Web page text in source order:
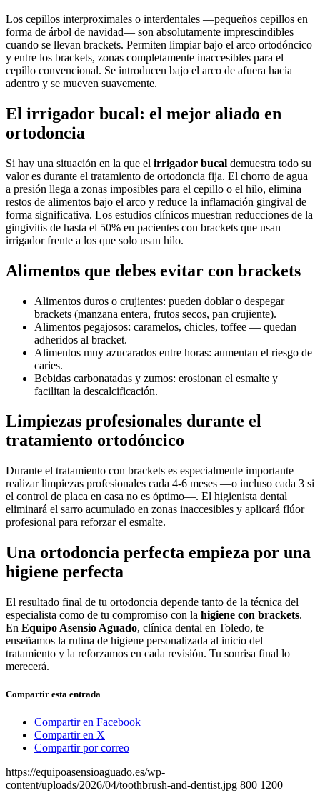
Los cepillos interproximales o interdentales —pequeños cepillos en
forma de árbol de navidad— son absolutamente imprescindibles
cuando se llevan brackets. Permiten limpiar bajo el arco ortodóncico
y entre los brackets, zonas completamente inaccesibles para el
cepillo convencional. Se introducen bajo el arco de afuera hacia
adentro y se mueven suavemente.
El irrigador bucal: el mejor aliado en
ortodoncia
Si hay una situación en la que el irrigador bucal demuestra todo su
valor es durante el tratamiento de ortodoncia fija. El chorro de agua
a presión llega a zonas imposibles para el cepillo o el hilo, elimina
restos de alimentos bajo el arco y reduce la inflamación gingival de
forma significativa. Los estudios clínicos muestran reducciones de la
gingivitis de hasta el 50% en pacientes con brackets que usan
irrigador frente a los que solo usan hilo.
Alimentos que debes evitar con brackets
Alimentos duros o crujientes: pueden doblar o despegar
brackets (manzana entera, frutos secos, pan crujiente).
Alimentos pegajosos: caramelos, chicles, toffee — quedan
adheridos al bracket.
Alimentos muy azucarados entre horas: aumentan el riesgo de
caries.
Bebidas carbonatadas y zumos: erosionan el esmalte y
facilitan la descalcificación.
Limpiezas profesionales durante el
tratamiento ortodóncico
Durante el tratamiento con brackets es especialmente importante
realizar limpiezas profesionales cada 4-6 meses —o incluso cada 3 si
el control de placa en casa no es óptimo—. El higienista dental
eliminará el sarro acumulado en zonas inaccesibles y aplicará flúor
profesional para reforzar el esmalte.
Una ortodoncia perfecta empieza por una
higiene perfecta
El resultado final de tu ortodoncia depende tanto de la técnica del
especialista como de tu compromiso con la higiene con brackets.
En Equipo Asensio Aguado, clínica dental en Toledo, te
enseñamos la rutina de higiene personalizada al inicio del
tratamiento y la reforzamos en cada revisión. Tu sonrisa final lo
merecerá.
Compartir esta entrada
Compartir en Facebook
Compartir en X
Compartir por correo
https://equipoasensioaguado.es/wp-
content/uploads/2026/04/toothbrush-and-dentist.jpg 800 1200